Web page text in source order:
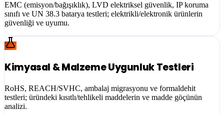
EMC (emisyon/bağışıklık), LVD elektriksel güvenlik, IP koruma
sınıfı ve UN 38.3 batarya testleri; elektrikli/elektronik ürünlerin
güvenliği ve uyumu.
Kimyasal & Malzeme Uygunluk Testleri
RoHS, REACH/SVHC, ambalaj migrasyonu ve formaldehit
testleri; üründeki kısıtlı/tehlikeli maddelerin ve madde göçünün
analizi.